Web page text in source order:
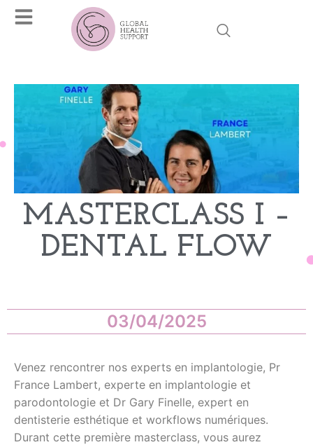
MASTERCLASS I –
DENTAL FLOW
03/04/2025
Venez rencontrer nos experts en implantologie, Pr
France Lambert, experte en implantologie et
parodontologie et Dr Gary Finelle, expert en
dentisterie esthétique et workflows numériques.
Durant cette première masterclass, vous aurez